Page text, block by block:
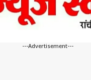
---Advertisement---